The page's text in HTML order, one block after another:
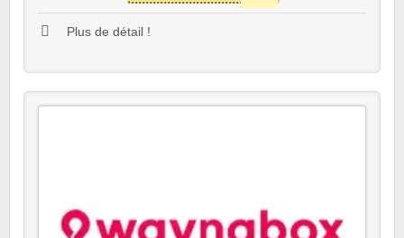
Plus de détail !